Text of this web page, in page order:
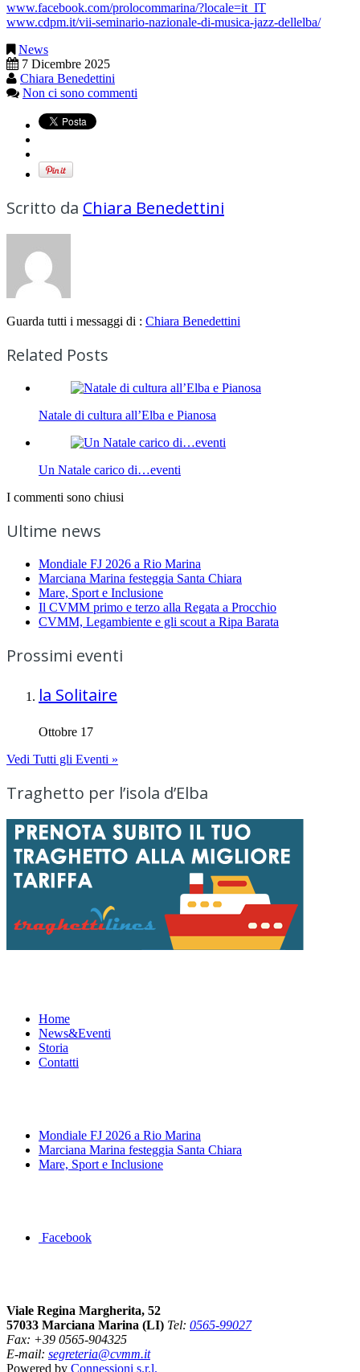
www.facebook.com/prolocommarina/?locale=it_IT
www.cdpm.it/vii-seminario-nazionale-di-musica-jazz-dellelba/
News
7 Dicembre 2025
Chiara Benedettini
Non ci sono commenti
Scritto da Chiara Benedettini
Guarda tutti i messaggi di : Chiara Benedettini
Related Posts
Natale di cultura all’Elba e Pianosa
Un Natale carico di…eventi
I commenti sono chiusi
Ultime news
Mondiale FJ 2026 a Rio Marina
Marciana Marina festeggia Santa Chiara
Mare, Sport e Inclusione
Il CVMM primo e terzo alla Regata a Procchio
CVMM, Legambiente e gli scout a Ripa Barata
Prossimi eventi
la Solitaire
Ottobre 17
Vedi Tutti gli Eventi »
Traghetto per l’isola d’Elba
Home
News&Eventi
Storia
Contatti
Mondiale FJ 2026 a Rio Marina
Marciana Marina festeggia Santa Chiara
Mare, Sport e Inclusione
Facebook
Viale Regina Margherita, 52
57033 Marciana Marina (LI) Tel: 0565-99027
Fax: +39 0565-904325
E-mail: segreteria@cvmm.it
Powered by Connessioni s.r.l.